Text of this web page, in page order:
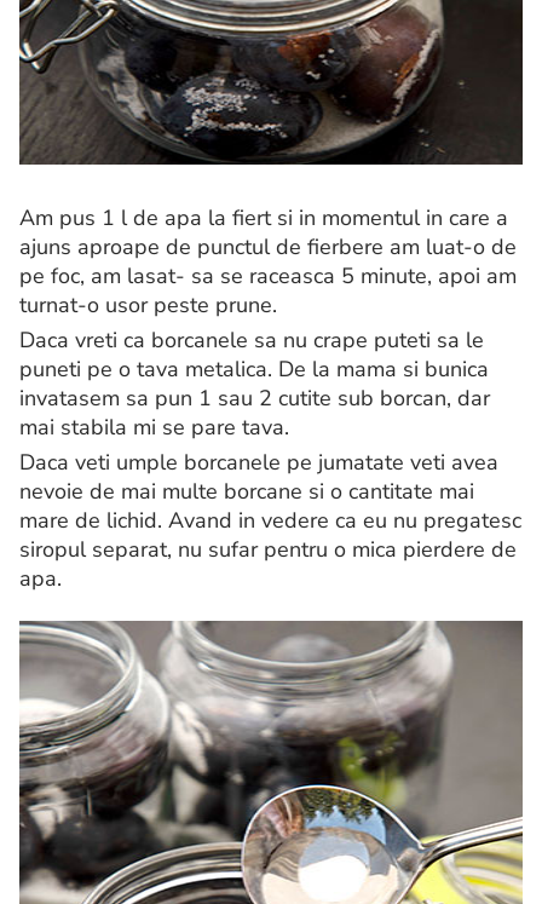
Am pus 1 l de apa la fiert si in momentul in care a
ajuns aproape de punctul de fierbere am luat-o de
pe foc, am lasat- sa se raceasca 5 minute, apoi am
turnat-o usor peste prune.
Daca vreti ca borcanele sa nu crape puteti sa le
puneti pe o tava metalica. De la mama si bunica
invatasem sa pun 1 sau 2 cutite sub borcan, dar
mai stabila mi se pare tava.
Daca veti umple borcanele pe jumatate veti avea
nevoie de mai multe borcane si o cantitate mai
mare de lichid. Avand in vedere ca eu nu pregatesc
siropul separat, nu sufar pentru o mica pierdere de
apa.